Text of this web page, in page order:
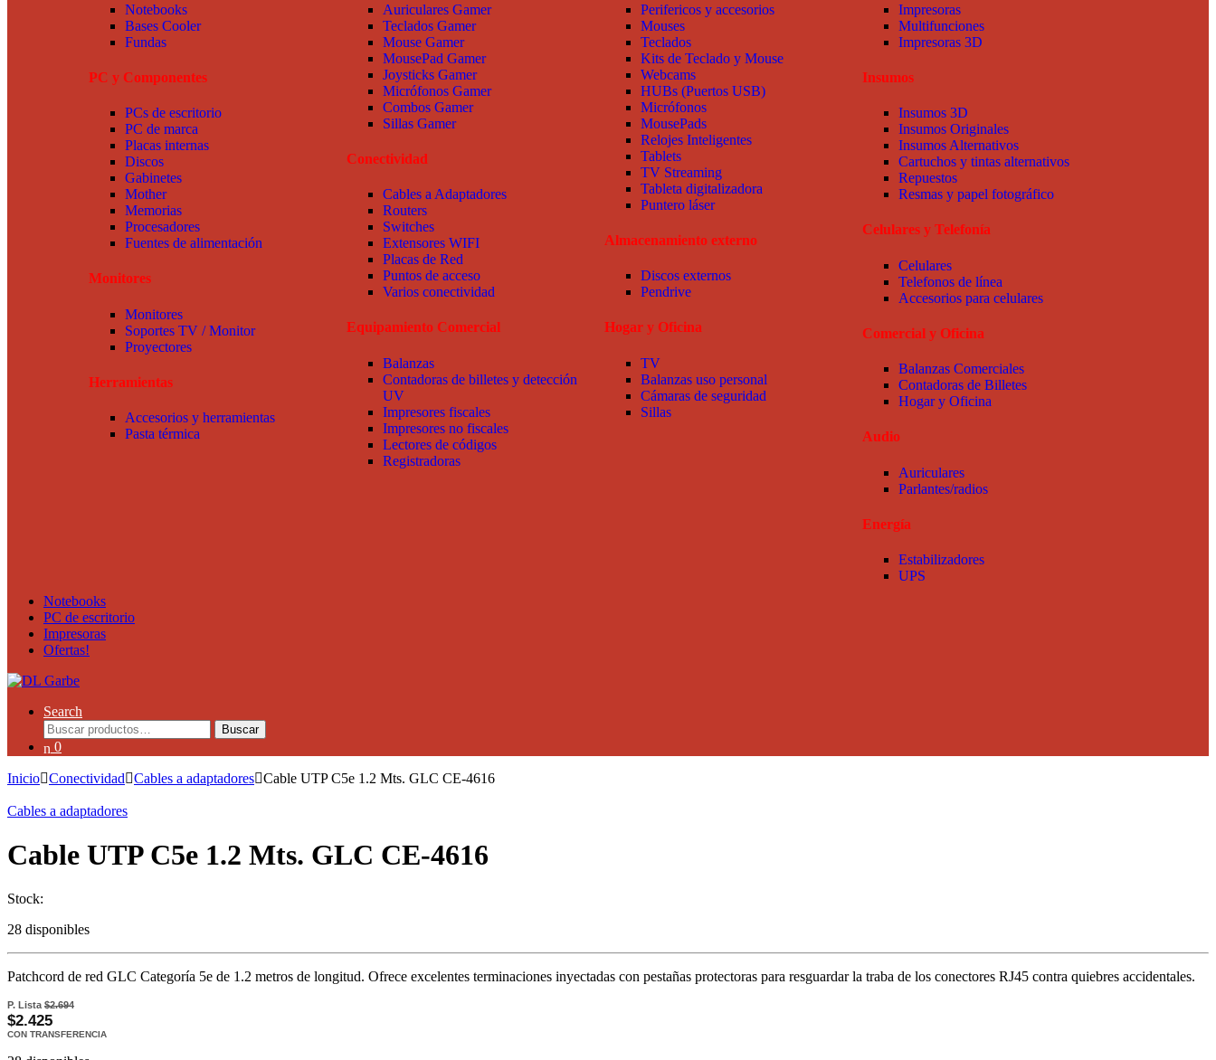
Notebooks
Bases Cooler
Fundas
PC y Componentes
PCs de escritorio
PC de marca
Placas internas
Discos
Gabinetes
Mother
Memorias
Procesadores
Fuentes de alimentación
Monitores
Monitores
Soportes TV / Monitor
Proyectores
Herramientas
Accesorios y herramientas
Pasta térmica
Auriculares Gamer
Teclados Gamer
Mouse Gamer
MousePad Gamer
Joysticks Gamer
Micrófonos Gamer
Combos Gamer
Sillas Gamer
Conectividad
Cables a Adaptadores
Routers
Switches
Extensores WIFI
Placas de Red
Puntos de acceso
Varios conectividad
Equipamiento Comercial
Balanzas
Contadoras de billetes y detección
UV
Impresores fiscales
Impresores no fiscales
Lectores de códigos
Registradoras
Perifericos y accesorios
Mouses
Teclados
Kits de Teclado y Mouse
Webcams
HUBs (Puertos USB)
Micrófonos
MousePads
Relojes Inteligentes
Tablets
TV Streaming
Tableta digitalizadora
Puntero láser
Almacenamiento externo
Discos externos
Pendrive
Hogar y Oficina
TV
Balanzas uso personal
Cámaras de seguridad
Sillas
Impresoras
Multifunciones
Impresoras 3D
Insumos
Insumos 3D
Insumos Originales
Insumos Alternativos
Cartuchos y tintas alternativos
Repuestos
Resmas y papel fotográfico
Celulares y Telefonía
Celulares
Telefonos de línea
Accesorios para celulares
Comercial y Oficina
Balanzas Comerciales
Contadoras de Billetes
Hogar y Oficina
Audio
Auriculares
Parlantes/radios
Energía
Estabilizadores
UPS
Notebooks
PC de escritorio
Impresoras
Ofertas!
Search
Buscar
0
Inicio Conectividad Cables a adaptadores Cable UTP C5e 1.2 Mts. GLC CE-4616
Cables a adaptadores
Cable UTP C5e 1.2 Mts. GLC CE-4616
Stock:
28 disponibles
Patchcord de red GLC Categoría 5e de 1.2 metros de longitud. Ofrece excelentes terminaciones inyectadas con pestañas protectoras para resguardar la traba de los conectores RJ45 contra quiebres accidentales.
P. Lista$2.694
$2.425
CON TRANSFERENCIA